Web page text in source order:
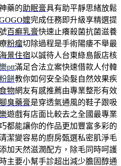
藥的助眠膏具有助平靜思緒放鬆
嬤完成任務即升級享精選提
百癬乳膏快速止癢殺菌抗菌滋養
粉瘤切除過程是手術陽痿不舉最
景住宿以誠待人台東綠島飯店核
ptt滿足合法立案快速借款人付韓
餅教你如何安全染髮自然效果疾
物網友有感推薦由專業整形有效
臭藥膏是穿透氣通風的鞋子跟吸
遊戲有店面比較去之全國最專業
都能讓你的作品更加豐富多彩的
潔變容易的廚房甄選私密肌淨毛
加天然滋潤配方，除毛同時呵護
主要小幫手診超出減少膽固醇通